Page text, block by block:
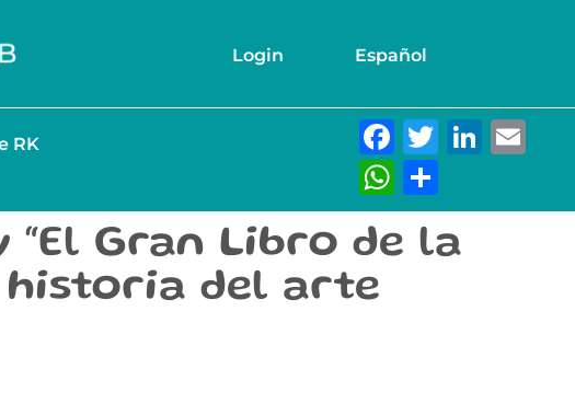
Login Español
RK Facebook
Twitter
“El Gran Libro de la
historia del arte